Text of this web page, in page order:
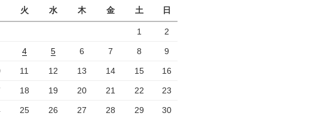
火 水 木 金 土 日
1 2
4 5 6 7 8 9
11 12 13 14 15 16
18 19 20 21 22 23
25 26 27 28 29 30